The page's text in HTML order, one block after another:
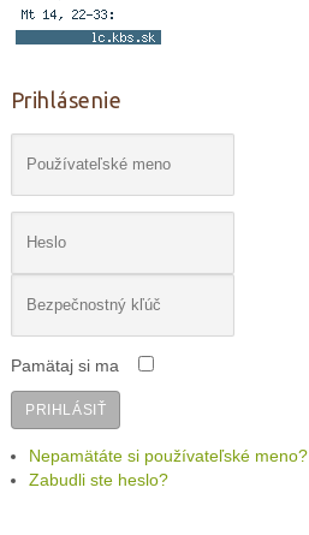
Prihlásenie
Pamätaj si ma
PRIHLÁSIŤ
Nepamätáte si používateľské meno?
Zabudli ste heslo?